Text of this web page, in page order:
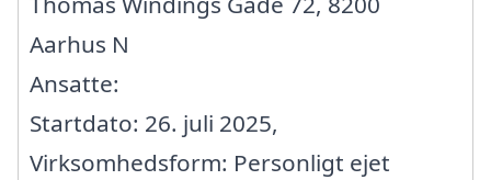
Aarhus N
Ansatte:
Startdato: 26. juli 2025,
Virksomhedsform: Personligt ejet